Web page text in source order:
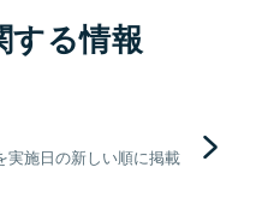
する情報
実施日の新しい順に掲載